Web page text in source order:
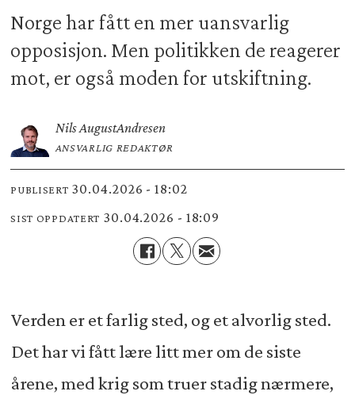
Norge har fått en mer uansvarlig
opposisjon. Men politikken de reagerer
mot, er også moden for utskiftning.
Nils AugustAndresen
ANSVARLIG REDAKTØR
PUBLISERT 30.04.2026 - 18:02
SIST OPPDATERT 30.04.2026 - 18:09
Verden er et farlig sted, og et alvorlig sted.
Det har vi fått lære litt mer om de siste
årene, med krig som truer stadig nærmere,